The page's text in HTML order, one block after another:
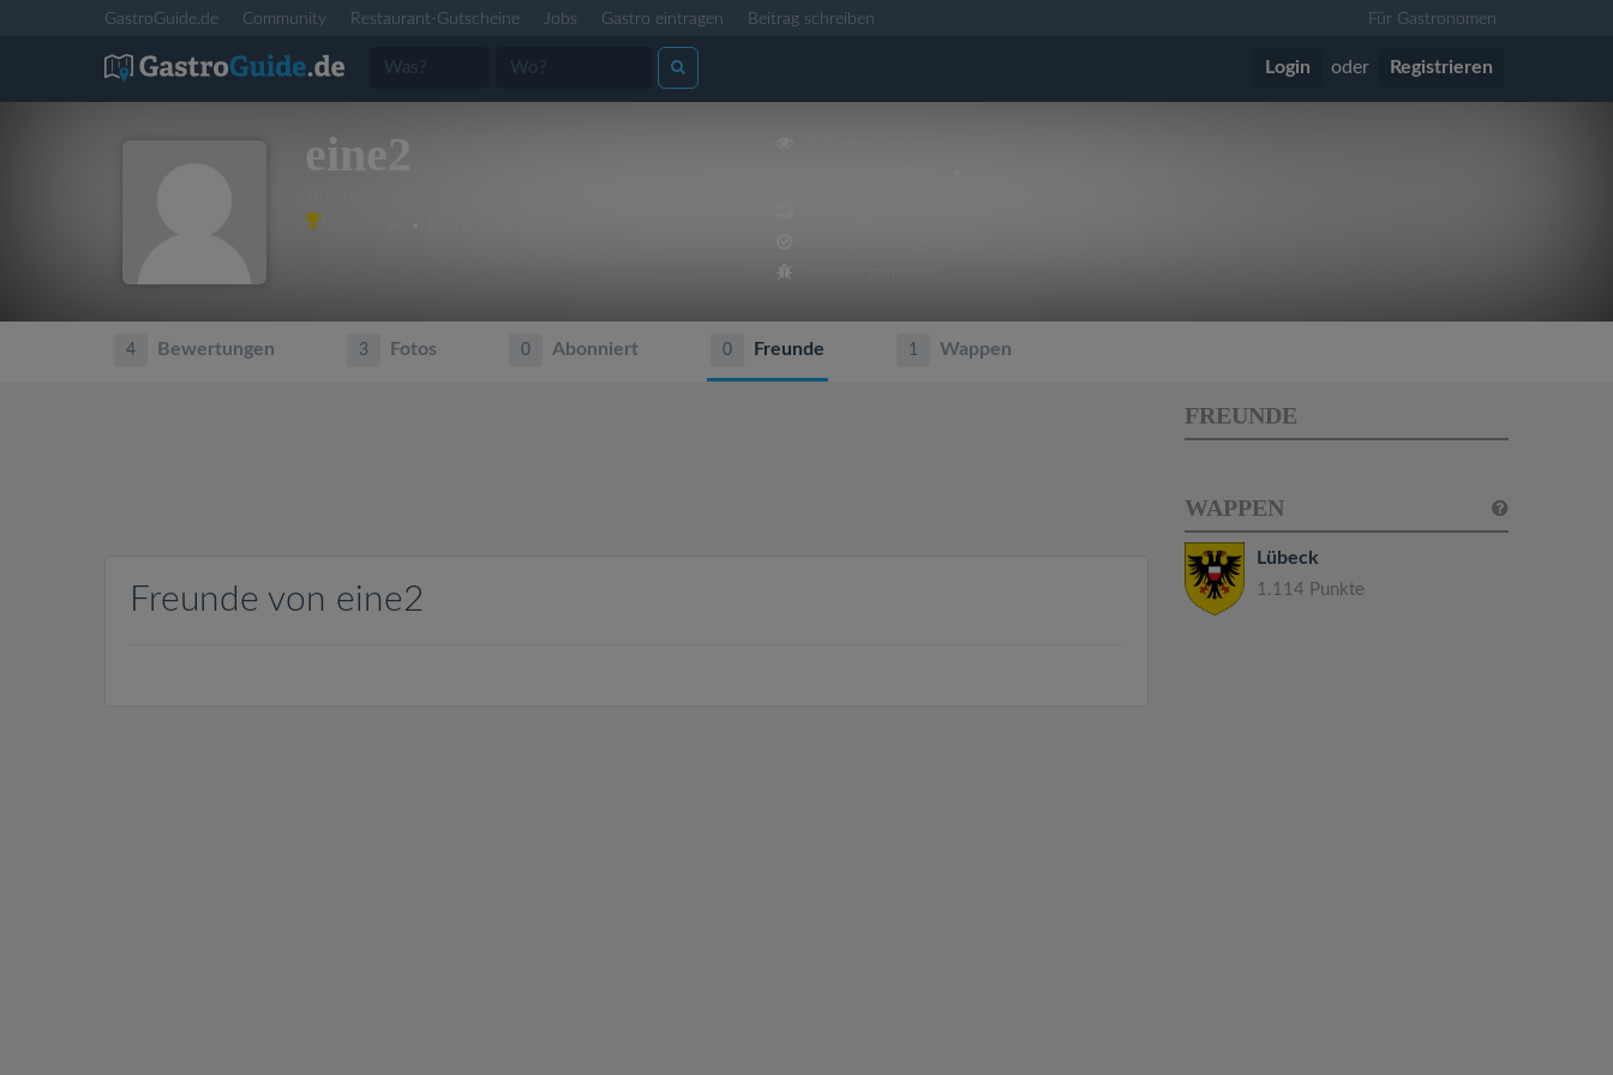
GastroGuide.de Community Restaurant-Gutscheine Jobs Gastro eintragen Beitrag schreiben Für Gastronomen
Login oder Registrieren
eine2
4 Bewertungen 3 Fotos 0 Abonniert 0 Freunde 1 Wappen
Freunde von eine2
FREUNDE
WAPPEN
Lübeck
1.114 Punkte